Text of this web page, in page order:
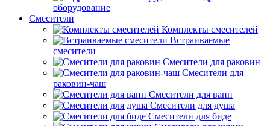
оборудование
Смесители
Комплекты смесителей
Встраиваемые
смесители
Смесители для раковин
Смесители для
раковин-чаш
Смесители для ванн
Смесители для душа
Смесители для биде